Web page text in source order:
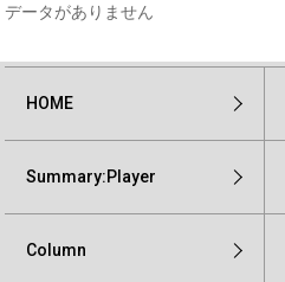
データがありません
HOME
Summary:Player
Column